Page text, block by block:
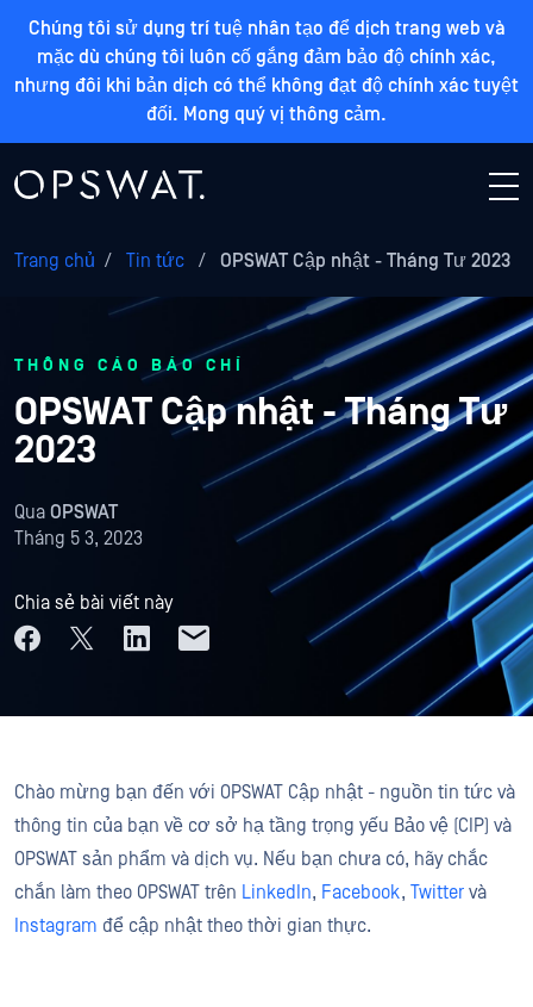
Chúng tôi sử dụng trí tuệ nhân tạo để dịch trang web và
mặc dù chúng tôi luôn cố gắng đảm bảo độ chính xác,
nhưng đôi khi bản dịch có thể không đạt độ chính xác tuyệt
đối. Mong quý vị thông cảm.
Trang chủ / Tin tức / OPSWAT Cập nhật - Tháng Tư 2023
THÔNG CÁO BÁO CHÍ
OPSWAT Cập nhật - Tháng Tư
2023
Qua OPSWAT
Tháng 5 3, 2023
Chia sẻ bài viết này
Chào mừng bạn đến với OPSWAT Cập nhật - nguồn tin tức và
thông tin của bạn về cơ sở hạ tầng trọng yếu Bảo vệ (CIP) và
OPSWAT sản phẩm và dịch vụ. Nếu bạn chưa có, hãy chắc
chắn làm theo OPSWAT trên LinkedIn, Facebook, Twitter và
Instagram để cập nhật theo thời gian thực.